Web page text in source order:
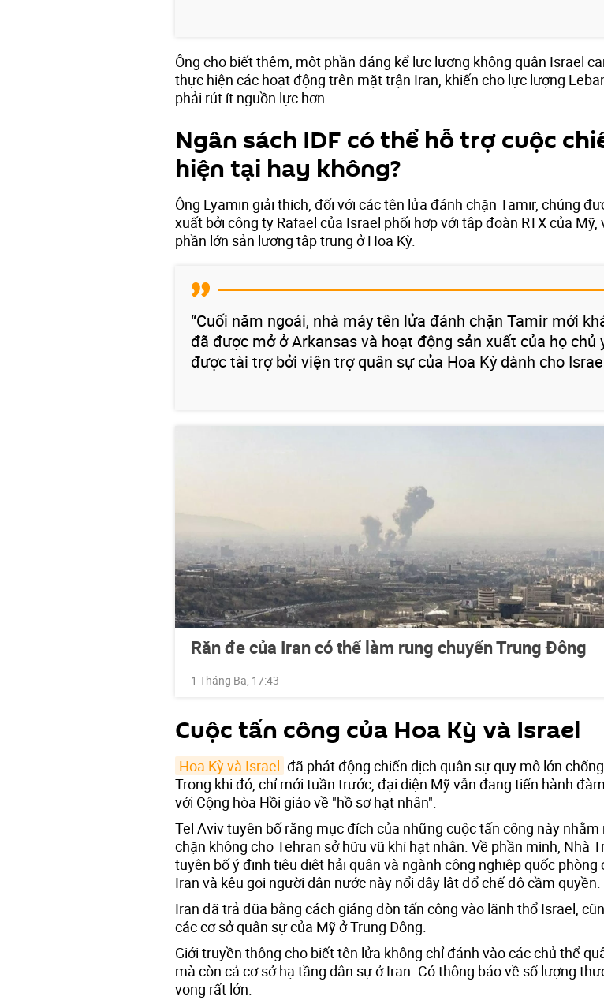
Ông cho biết thêm, một phần đáng kể lực lượng không quân Israel
thực hiện các hoạt động trên mặt trận Iran, khiến cho lực lượng
phải rút ít nguồn lực hơn.
Ngân sách IDF có thể hỗ trợ cuộc
hiện tại hay không?
Ông Lyamin giải thích, đối với các tên lửa đánh chặn Tamir, chúng
xuất bởi công ty Rafael của Israel phối hợp với tập đoàn RTX của Mỹ,
phần lớn sản lượng tập trung ở Hoa Kỳ.
“Cuối năm ngoái, nhà máy tên lửa đánh chặn Tamir mới
đã được mở ở Arkansas và hoạt động sản xuất của họ chủ
được tài trợ bởi viện trợ quân sự của Hoa Kỳ dành cho
Răn đe của Iran có thể làm rung chuyển Trung Đông
1 Tháng Ba, 17:43
Cuộc tấn công của Hoa Kỳ và Israel
Hoa Kỳ và Israel đã phát động chiến dịch quân sự quy mô lớn chống
Trong khi đó, chỉ mới tuần trước, đại diện Mỹ vẫn đang tiến hành
với Cộng hòa Hồi giáo về "hồ sơ hạt nhân".
Tel Aviv tuyên bố rằng mục đích của những cuộc tấn công này nhằm
chặn không cho Tehran sở hữu vũ khí hạt nhân. Về phần mình, Nhà
tuyên bố ý định tiêu diệt hải quân và ngành công nghiệp quốc phòng
Iran và kêu gọi người dân nước này nổi dậy lật đổ chế độ cầm quyền.
Iran đã trả đũa bằng cách giáng đòn tấn công vào lãnh thổ Israel,
các cơ sở quân sự của Mỹ ở Trung Đông.
Giới truyền thông cho biết tên lửa không chỉ đánh vào các chủ thể
mà còn cả cơ sở hạ tầng dân sự ở Iran. Có thông báo về số lượng
vong rất lớn.